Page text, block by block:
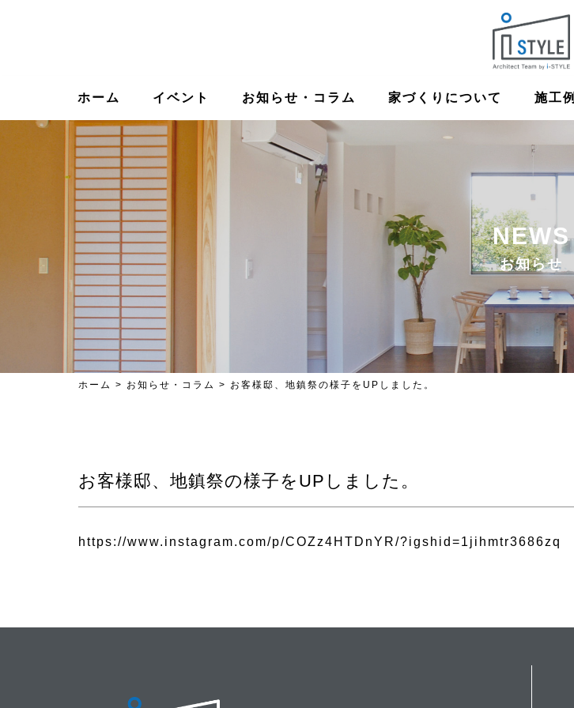
ホーム イベント お知らせ・コラム 家づくりについて 施工例
NEWS
お知らせ
ホーム > お知らせ・コラム > お客様邸、地鎮祭の様子をUPしました。
お客様邸、地鎮祭の様子をUPしました。
https://www.instagram.com/p/COZz4HTDnYR/?igshid=1jihmtr3686zq